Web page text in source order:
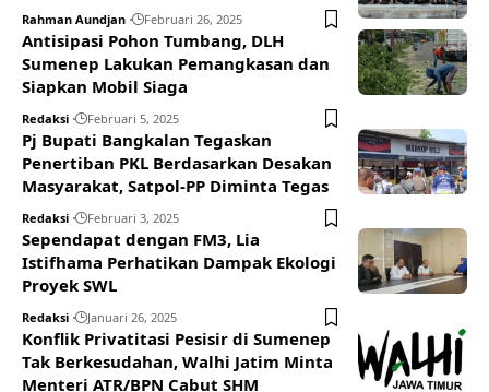
Rahman Aundjan Februari 26, 2025
Antisipasi Pohon Tumbang, DLH
Sumenep Lakukan Pemangkasan dan
Siapkan Mobil Siaga
Redaksi Februari 5, 2025
Pj Bupati Bangkalan Tegaskan
Penertiban PKL Berdasarkan Desakan
Masyarakat, Satpol-PP Diminta Tegas
Redaksi Februari 3, 2025
Sependapat dengan FM3, Lia
Istifhama Perhatikan Dampak Ekologi
Proyek SWL
Redaksi Januari 26, 2025
Konflik Privatitasi Pesisir di Sumenep
Tak Berkesudahan, Walhi Jatim Minta
Menteri ATR/BPN Cabut SHM